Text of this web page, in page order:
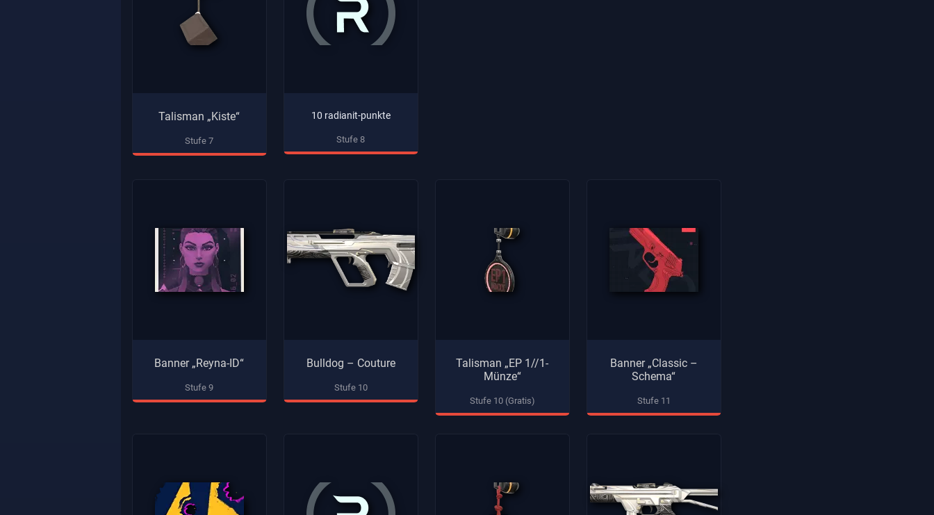
Talisman „Kiste“
Stufe 7
10 radianit-punkte
Stufe 8
Banner „Reyna-ID“
Stufe 9
Bulldog – Couture
Stufe 10
Talisman „EP 1//1-
Münze“
Stufe 10 (Gratis)
Banner „Classic –
Schema“
Stufe 11